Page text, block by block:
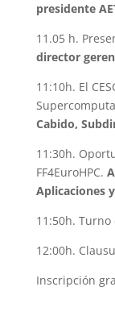
presidente
11.05 h.
director
11:10h. El
Cabido,
11:30h.
FF4EuroHPC.
Aplicaciones
11:50h.
12:00h.
Inscripción